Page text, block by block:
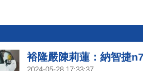
裕隆嚴陳莉蓮：納智捷